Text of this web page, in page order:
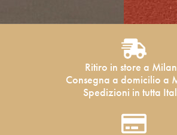
Ritiro in store a
Consegna a domicilio a
Spedizioni in tutta